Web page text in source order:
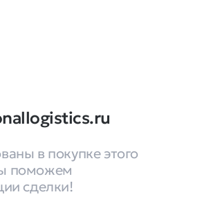
в покупке этого
поможем
сделки!